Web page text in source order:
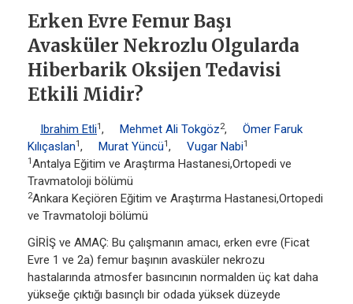
Erken Evre Femur Başı
Avasküler Nekrozlu Olgularda
Hiberbarik Oksijen Tedavisi
Etkili Midir?
Ibrahim Etli1, Mehmet Ali Tokgöz2,
Ömer Faruk
Kılıçaslan1, Murat Yüncü1, Vugar Nabi1
1Antalya Eğitim ve Araştırma Hastanesi,Ortopedi ve
Travmatoloji bölümü
2Ankara Keçiören Eğitim ve Araştırma Hastanesi,Ortopedi
ve Travmatoloji bölümü
GİRİŞ ve AMAÇ: Bu çalışmanın amacı, erken evre (Ficat
Evre 1 ve 2a) femur başının avasküler nekrozu
hastalarında atmosfer basıncının normalden üç kat daha
yükseğe çıktığı basınçlı bir odada yüksek düzeyde